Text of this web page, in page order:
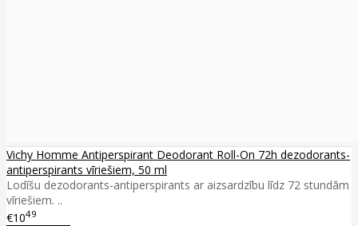
Vichy Homme Antiperspirant Deodorant Roll-On 72h dezodorants-
antiperspirants vīriešiem, 50 ml
Lodīšu dezodorants-antiperspirants ar aizsardzību līdz 72 stundām
vīriešiem. ..
€1049